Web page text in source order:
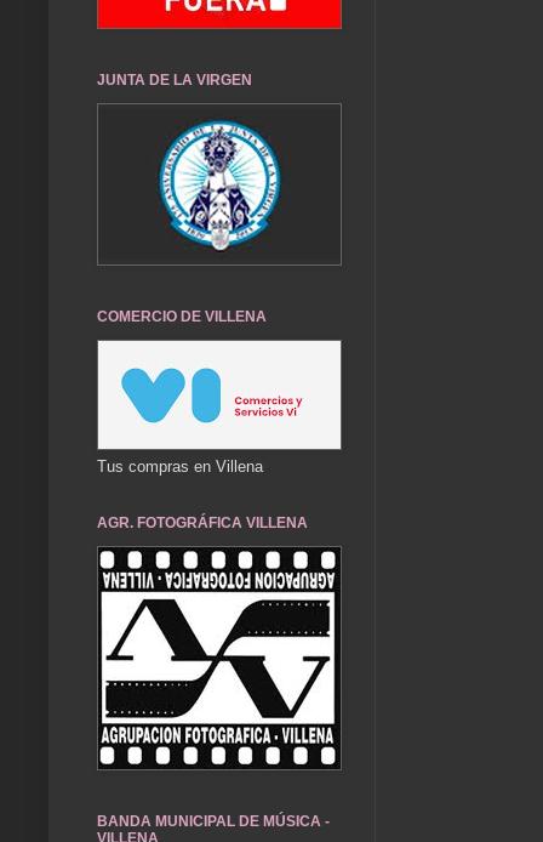
JUNTA DE LA VIRGEN
COMERCIO DE VILLENA
Tus compras en Villena
AGR. FOTOGRÁFICA VILLENA
BANDA MUNICIPAL DE MÚSICA -
VILLENA